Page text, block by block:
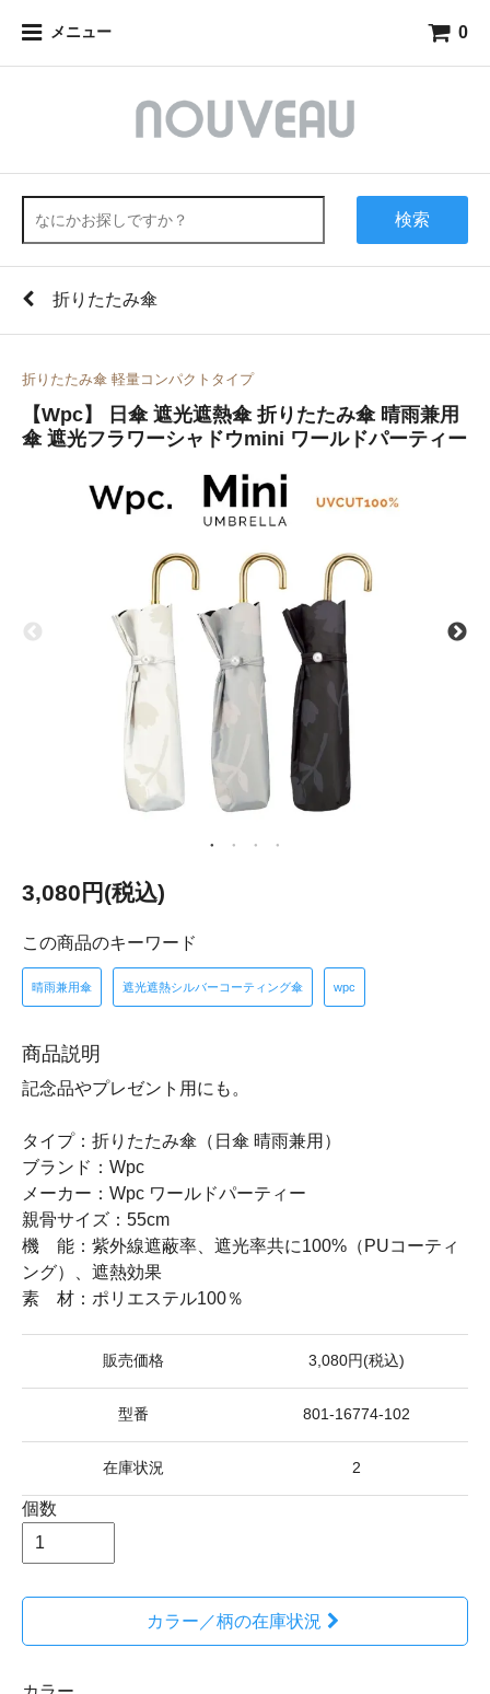
メニュー 0
検索
折りたたみ傘
折りたたみ傘 軽量コンパクトタイプ
【Wpc】 日傘 遮光遮熱傘 折りたたみ傘 晴雨兼用
傘 遮光フラワーシャドウmini ワールドパーティー
3,080円(税込)
この商品のキーワード
晴雨兼用傘 遮光遮熱シルバーコーティング傘 wpc
商品説明
記念品やプレゼント用にも。
タイプ：折りたたみ傘（日傘 晴雨兼用）
ブランド：Wpc
メーカー：Wpc ワールドパーティー
親骨サイズ：55cm
機 能：紫外線遮蔽率、遮光率共に100%（PUコーティ
ング）、遮熱効果
素 材：ポリエステル100％
販売価格 3,080円(税込)
型番 801-16774-102
在庫状況 2
個数
カラー／柄の在庫状況